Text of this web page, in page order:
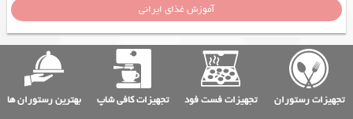
آموزش غذای ایرانی
تجهیزات رستوران تجهیزات فست فود تجهیزات کافی شاپ بهترین رستوران ها